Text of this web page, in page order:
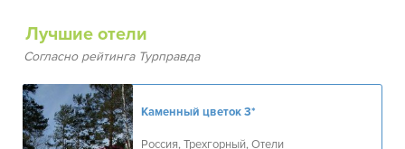
Лучшие отели
Согласно рейтинга Турправда
Каменный цветок3*
Россия, Трехгорный, Отели